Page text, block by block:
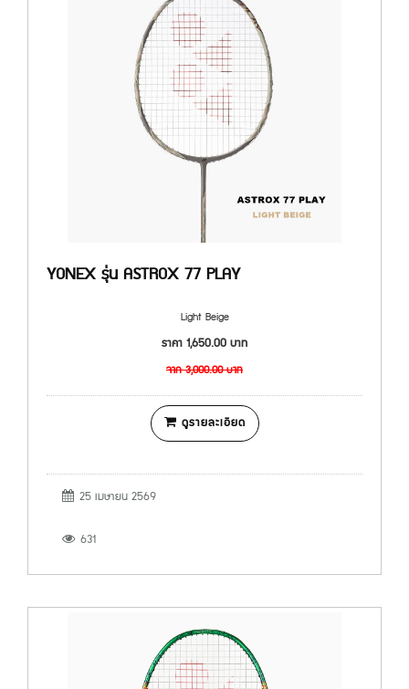
YONEX รุ่น ASTROX 77 PLAY
Light Beige
ราคา1,650.00บาท
จาก3,000.00บาท
ดูรายละเอียด
25 เมษายน 2569
631